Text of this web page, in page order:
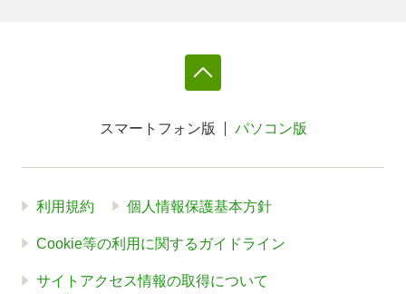
スマートフォン版 パソコン版
利用規約 個人情報保護基本方針
Cookie等の利用に関するガイドライン
サイトアクセス情報の取得について